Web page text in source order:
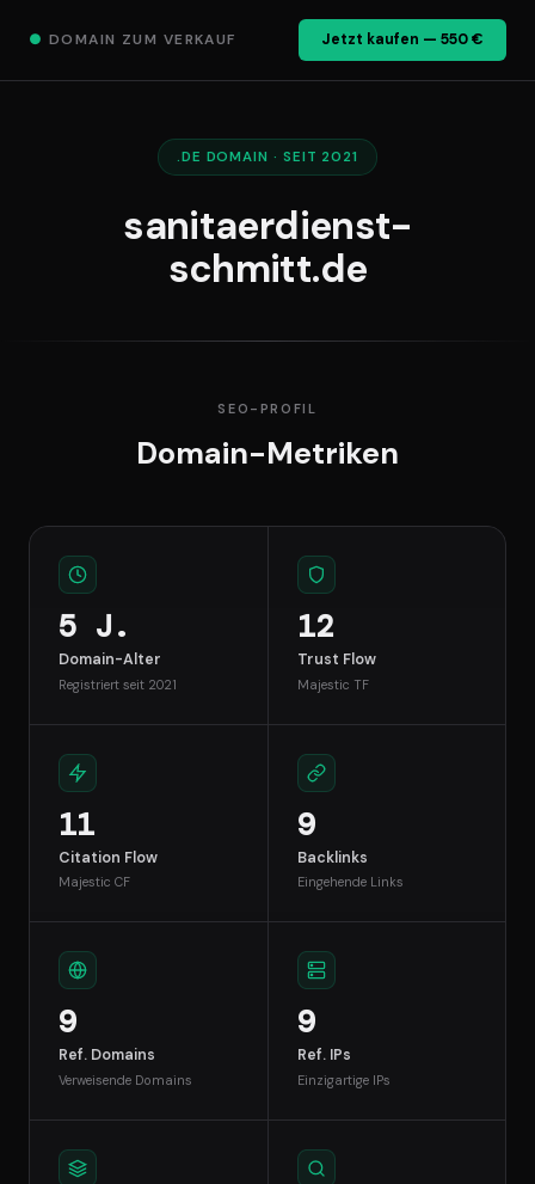
● DOMAIN ZUM VERKAUF Jetzt kaufen — 550 €
.DE DOMAIN · SEIT 2021
sanitaerdienst-
schmitt.de
SEO-PROFIL
Domain-Metriken
5 J.
Domain-Alter
Registriert seit 2021
12
Trust Flow
Majestic TF
11
Citation Flow
Majestic CF
9
Backlinks
Eingehende Links
9
Ref. Domains
Verweisende Domains
9
Ref. IPs
Einzigartige IPs